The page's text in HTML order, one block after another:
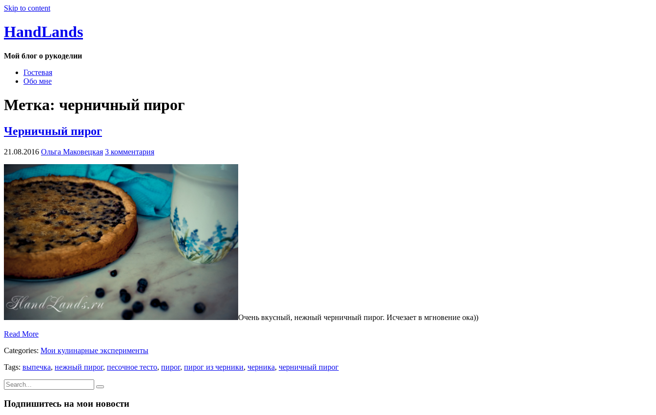
Skip to content
HandLands
Мой блог о рукоделии
Гостевая
Обо мне
Метка: черничный пирог
Черничный пирог
21.08.2016 Ольга Маковецкая 3 комментария
Очень вкусный, нежный черничный пирог. Исчезает в мгновение ока))
Read More
Categories: Мои кулинарные эксперименты
Tags: выпечка, нежный пирог, песочное тесто, пирог, пирог из черники, черника, черничный пирог
Подпишитесь на мои новости